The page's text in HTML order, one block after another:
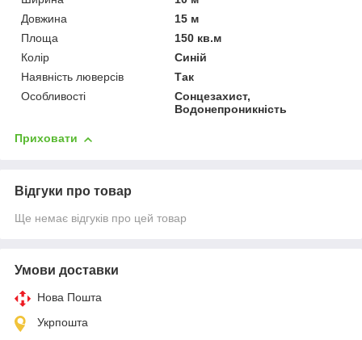
Довжина
15 м
Площа
150 кв.м
Колір
Синій
Наявність люверсів
Так
Особливості
Сонцезахист,
Водонепроникність
Приховати
Відгуки про товар
Ще немає відгуків про цей товар
Умови доставки
Нова Пошта
Укрпошта